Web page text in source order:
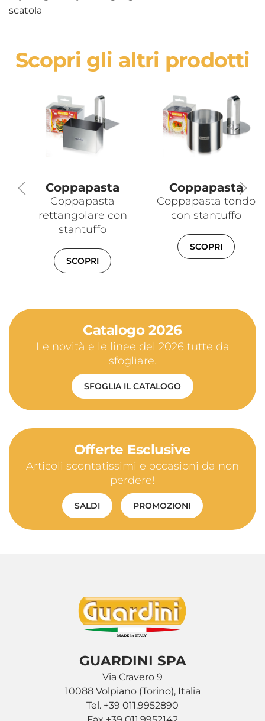
scatola
Scopri gli altri prodotti
Coppapasta
Coppapasta
rettangolare con
stantuffo
SCOPRI
Coppapasta
Coppapasta tondo
con stantuffo
SCOPRI
Catalogo 2026
Le novità e le linee del 2026 tutte da
sfogliare.
SFOGLIA IL CATALOGO
Offerte Esclusive
Articoli scontatissimi e occasioni da non
perdere!
SALDI PROMOZIONI
GUARDINI SPA
Via Cravero 9
10088 Volpiano (Torino), Italia
Tel. +39 011.9952890